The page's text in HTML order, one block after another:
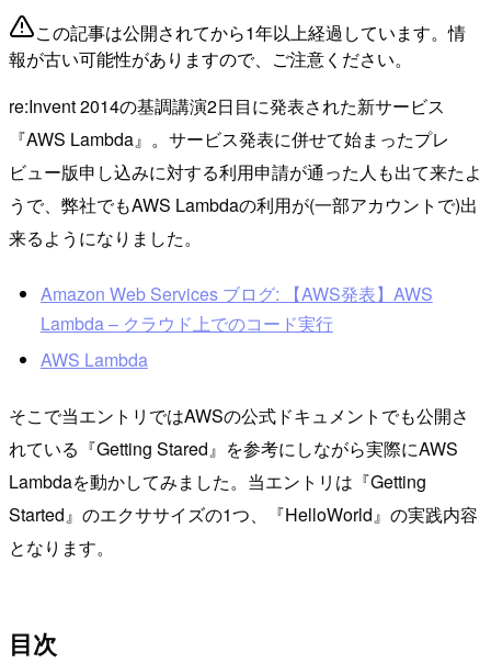
この記事は公開されてから1年以上経過しています。情
報が古い可能性がありますので、ご注意ください。
re:Invent 2014の基調講演2日目に発表された新サービス
『AWS Lambda』。サービス発表に併せて始まったプレ
ビュー版申し込みに対する利用申請が通った人も出て来たよ
うで、弊社でもAWS Lambdaの利用が(一部アカウントで)出
来るようになりました。
Amazon Web Services ブログ: 【AWS発表】AWS
Lambda – クラウド上でのコード実行
AWS Lambda
そこで当エントリではAWSの公式ドキュメントでも公開さ
れている『Getting Stared』を参考にしながら実際にAWS
Lambdaを動かしてみました。当エントリは『Getting
Started』のエクササイズの1つ、『HelloWorld』の実践内容
となります。
目次